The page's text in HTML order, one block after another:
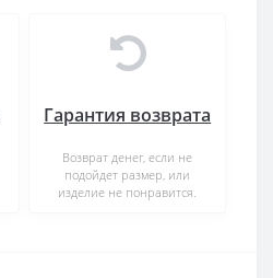
Гарантия возврата
Возврат денег, если не
подойдет размер, или
изделие не понравится.